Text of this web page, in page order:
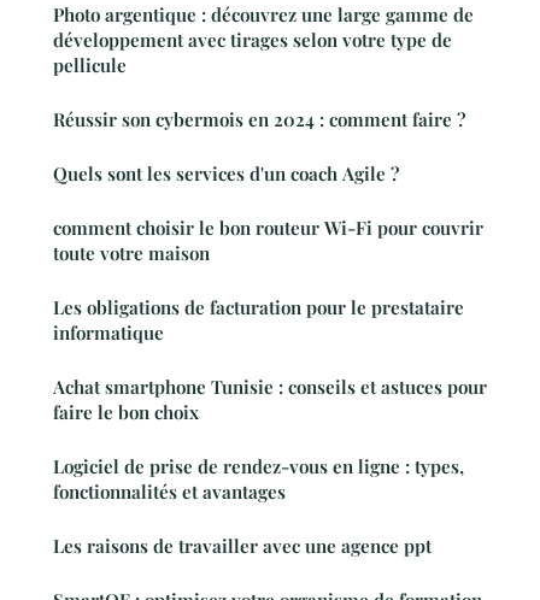
Photo argentique : découvrez une large gamme de
développement avec tirages selon votre type de
pellicule
Réussir son cybermois en 2024 : comment faire ?
Quels sont les services d'un coach Agile ?
comment choisir le bon routeur Wi-Fi pour couvrir
toute votre maison
Les obligations de facturation pour le prestataire
informatique
Achat smartphone Tunisie : conseils et astuces pour
faire le bon choix
Logiciel de prise de rendez-vous en ligne : types,
fonctionnalités et avantages
Les raisons de travailler avec une agence ppt